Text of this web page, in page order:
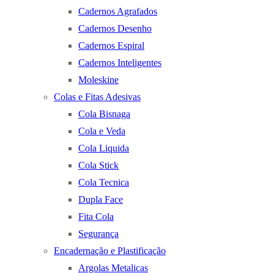
Cadernos Agrafados
Cadernos Desenho
Cadernos Espiral
Cadernos Inteligentes
Moleskine
Colas e Fitas Adesivas
Cola Bisnaga
Cola e Veda
Cola Liquida
Cola Stick
Cola Tecnica
Dupla Face
Fita Cola
Segurança
Encadernação e Plastificação
Argolas Metalicas